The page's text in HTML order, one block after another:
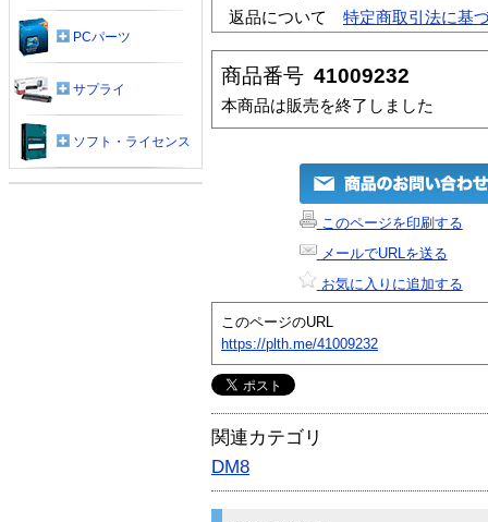
返品について
特定商取引法に基
商品番号 41009232
本商品は販売を終了しました
このページを印刷する
メールでURLを送る
お気に入りに追加する
このページのURL
https://plth.me/41009232
関連カテゴリ
DM8
PCパーツ
サプライ
ソフト・ライセンス